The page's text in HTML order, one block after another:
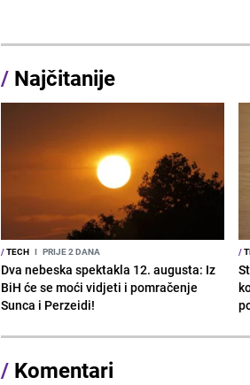
/ Najčitanije
/TECH I PRIJE 2 DANA
Dva nebeska spektakla 12. augusta: Iz
BiH će se moći vidjeti i pomračenje
Sunca i Perzeidi!
/
/ Komentari